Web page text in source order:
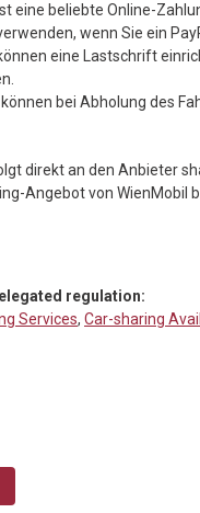
eine beliebte Online-
wenn Sie ein
eine Lastschrift
bei Abholung des
direkt an den Anbieter
Angebot von WienMobil
regulation:
Services, Car-sharing